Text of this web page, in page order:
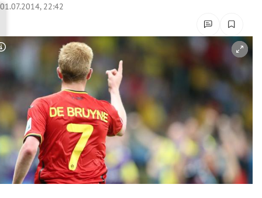
Untermenü
Untermenü
Untermenü
Untermenü
Untermenü
Untermenü
Untermenü
01.07.2014, 22:42
Copyright-Hinweis öffnen/schließen